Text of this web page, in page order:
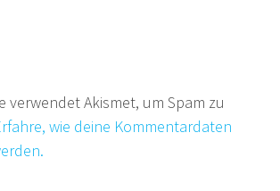
verwendet Akismet, um Spam zu
wie deine Kommentardaten